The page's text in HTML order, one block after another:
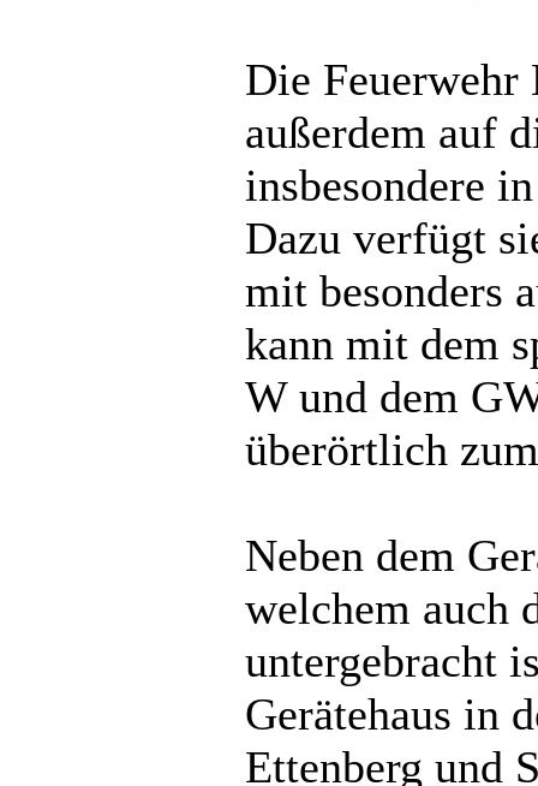
Die Feuerwehr
außerdem auf
insbesondere
Dazu verfügt
mit besonders
kann mit dem
W und dem
überörtlich
Neben dem
welchem auch
untergebracht
Gerätehaus in
Ettenberg und